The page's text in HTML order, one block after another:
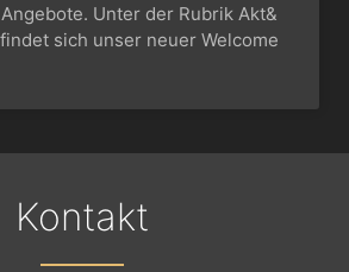
Unter der Rubrik Akt&
sich unser neuer Welcome
Kontakt